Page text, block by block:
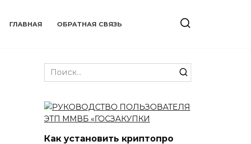
ГЛАВНАЯ ОБРАТНАЯ СВЯЗЬ
Search
for:
Как установить криптопро